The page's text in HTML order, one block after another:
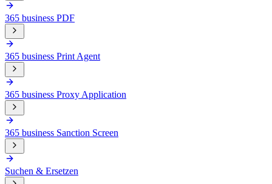
365 business PDF
365 business Print Agent
365 business Proxy Application
365 business Sanction Screen
Suchen & Ersetzen